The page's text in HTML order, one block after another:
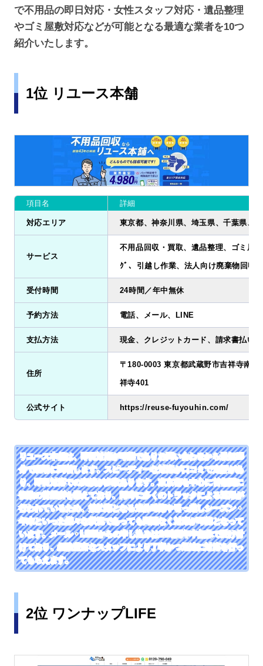
で不用品の即日対応・女性スタッフ対応・遺品整理
やゴミ屋敷対応などが可能となる最適な業者を10つ
紹介いたします。
1位 リユース本舗
項目名 詳細
対応エリア 東京都、神奈川県、埼玉県、千葉県、
サービス
不用品回収・買取、遺品整理、ゴミ屋
ｸﾞ、引越し作業、法人向け廃棄物回収
受付時間 24時間／年中無休
予約方法 電話、メール、LINE
支払方法 現金、クレジットカード、請求書払い
住所
〒180-0003 東京都武蔵野市吉祥寺南町
祥寺401
公式サイト https://reuse-fuyouhin.com/
リユース本舗は、即日対応が可能でありお問い合わせから最短25
分で現場に到着します。スピーディーな対応が口コミで定評があ
り、即日対応での実績が多数あります。東京都を中心に首都圏に
複数の営業所を構えており、同時に多くのトラックによる運用が
行われているため、繁忙期となる連休時期や引っ越しシーズン・
年末といった様々な状況であっても問題なく対応が可能となって
います。メール・LINEからの申し込みは24時間年中無休で受け付
けており、経験豊富なスタッフにより丁寧かつ迅速に対応を行っ
てもらえます。
2位 ワンナップLIFE